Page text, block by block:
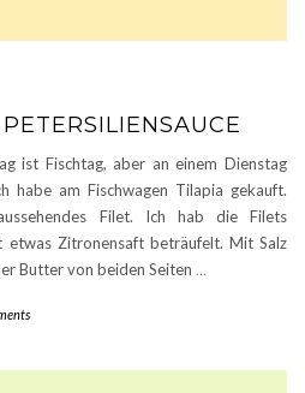
ist Fischtag, aber an einem Dienstag
habe am Fischwagen Tilapia gekauft.
Filet. Ich hab die Filets
etwas Zitronensaft beträufelt. Mit Salz
Butter von beiden Seiten …